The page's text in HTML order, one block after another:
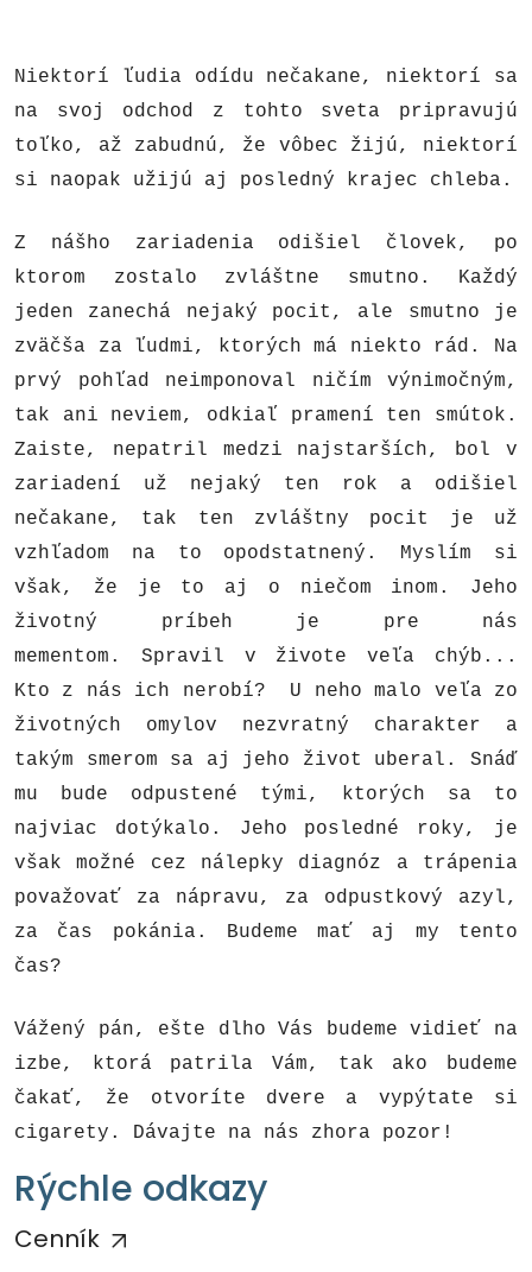
Niektorí ľudia odídu nečakane, niektorí sa
na svoj odchod z tohto sveta pripravujú
toľko, až zabudnú, že vôbec žijú, niektorí
si naopak užijú aj posledný krajec chleba.
Z nášho zariadenia odišiel človek, po
ktorom zostalo zvláštne smutno. Každý
jeden zanechá nejaký pocit, ale smutno je
zväčša za ľudmi, ktorých má niekto rád. Na
prvý pohľad neimponoval ničím výnimočným,
tak ani neviem, odkiaľ pramení ten smútok.
Zaiste, nepatril medzi najstarších, bol v
zariadení už nejaký ten rok a odišiel
nečakane, tak ten zvláštny pocit je už
vzhľadom na to opodstatnený. Myslím si
však, že je to aj o niečom inom. Jeho
životný príbeh je pre nás
mementom. Spravil v živote veľa chýb...
Kto z nás ich nerobí? U neho malo veľa zo
životných omylov nezvratný charakter a
takým smerom sa aj jeho život uberal. Snáď
mu bude odpustené tými, ktorých sa to
najviac dotýkalo. Jeho posledné roky, je
však možné cez nálepky diagnóz a trápenia
považovať za nápravu, za odpustkový azyl,
za čas pokánia. Budeme mať aj my tento
čas?
Vážený pán, ešte dlho Vás budeme vidieť na
izbe, ktorá patrila Vám, tak ako budeme
čakať, že otvoríte dvere a vypýtate si
cigarety. Dávajte na nás zhora pozor!
Rýchle odkazy
Cenník